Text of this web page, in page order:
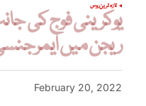
تازہ ترینروس
یوکرینی فوج کی
ریجن میں
February 20, 2022